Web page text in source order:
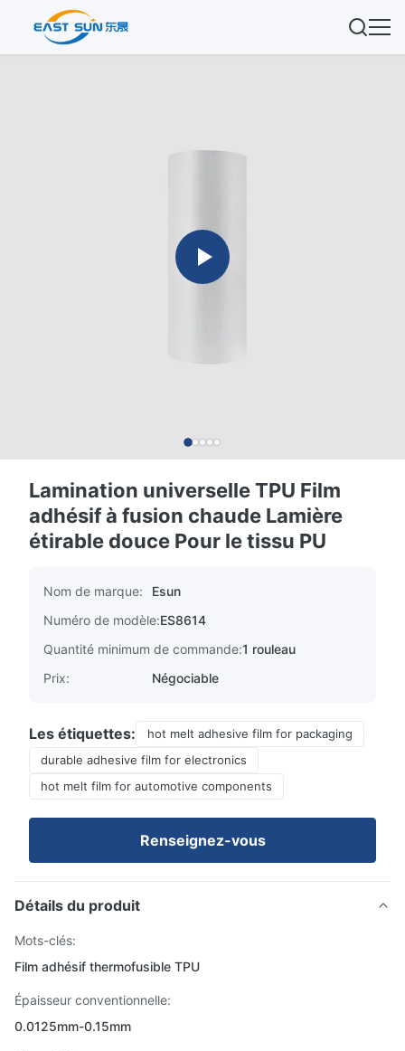
Lamination universelle TPU Film
adhésif à fusion chaude Lamière
étirable douce Pour le tissu PU
Nom de marque:
Esun
Numéro de modèle:ES8614
Quantité minimum de commande:1 rouleau
Prix:
Négociable
Les étiquettes:
hot melt adhesive film for packaging
durable adhesive film for electronics
hot melt film for automotive components
Renseignez-vous
Détails du produit
Mots-clés:
Film adhésif thermofusible TPU
Épaisseur conventionnelle:
0.0125mm-0.15mm